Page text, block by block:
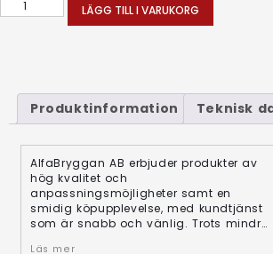
LÄGG TILL I VARUKORG
Produktinformation Teknisk
AlfaBryggan AB erbjuder produkter av
hög kvalitet och
anpassningsmöjligheter samt en
smidig köpupplevelse, med kundtjänst
som är snabb och vänlig. Trots mindre
Läs mer